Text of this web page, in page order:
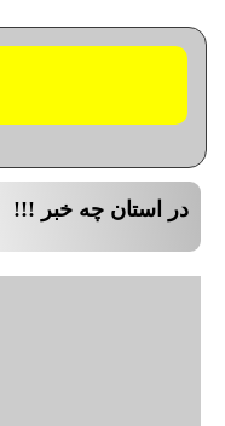
در استان چه خبر !!!